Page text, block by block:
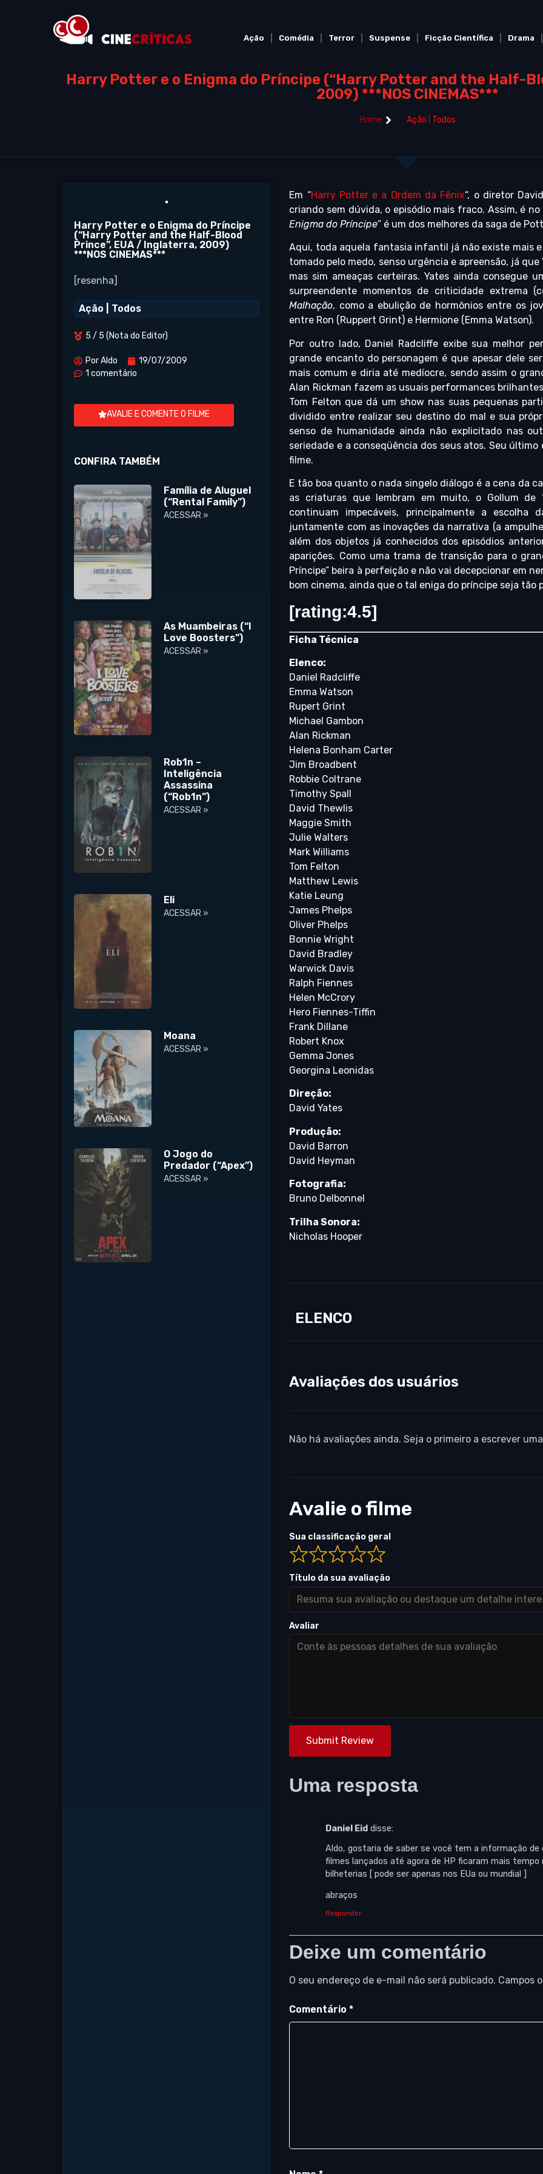
Ação Comédia Terror Suspense Ficção Científica Drama
Harry Potter e o Enigma do Príncipe (“Harry Potter and the Half-
2009) ***NOS CINEMAS***
Home Ação Todos
Harry Potter e o Enigma do Príncipe
(“Harry Potter and the Half-Blood
Prince”, EUA / Inglaterra, 2009)
***NOS CINEMAS***
[resenha]
Ação Todos
5 / 5 (Nota do Editor)
PorAldo
19/07/2009
1 comentário
AVALIE E COMENTE O FILME
CONFIRA TAMBÉM
Família de Aluguel
(“Rental Family”)
ACESSAR »
As Muambeiras (“I
Love Boosters”)
ACESSAR »
Rob1n –
Inteligência
Assassina
(“Rob1n”)
ACESSAR »
Eli
ACESSAR »
Moana
ACESSAR »
O Jogo do
Predador (“Apex”)
ACESSAR »
Em “Harry Potter e a Ordem da Fênix“, o diretor
criando sem dúvida, o episódio mais fraco. Assim, é
Enigma do Príncipe” é um dos melhores da saga de
Aqui, toda aquela fantasia infantil já não existe mais
tomado pelo medo, senso urgência e apreensão, já
mas sim ameaças certeiras. Yates ainda consegue
surpreendente momentos de criticidade extrema
Malhação, como a ebulição de hormônios entre os
entre Ron (Ruppert Grint) e Hermione (Emma Watson).
Por outro lado, Daniel Radcliffe exibe sua melhor
grande encanto do personagem é que apesar dele
mais comum e diria até medíocre, sendo assim o
Alan Rickman fazem as usuais performances
Tom Felton que dá um show nas suas pequenas
dividido entre realizar seu destino do mal e sua
senso de humanidade ainda não explicitado nas
seriedade e a conseqüência dos seus atos. Seu
filme.
E tão boa quanto o nada singelo diálogo é a cena da
as criaturas que lembram em muito, o Gollum de
continuam impecáveis, principalmente a
juntamente com as inovações da narrativa (a
além dos objetos já conhecidos dos episódios
aparições. Como uma trama de transição para o
Príncipe” beira à perfeição e não vai decepcionar em
bom cinema, ainda que o tal eniga do príncipe seja tão
[rating:4.5]
Ficha Técnica
Elenco:
Daniel Radcliffe
Emma Watson
Rupert Grint
Michael Gambon
Alan Rickman
Helena Bonham Carter
Jim Broadbent
Robbie Coltrane
Timothy Spall
David Thewlis
Maggie Smith
Julie Walters
Mark Williams
Tom Felton
Matthew Lewis
Katie Leung
James Phelps
Oliver Phelps
Bonnie Wright
David Bradley
Warwick Davis
Ralph Fiennes
Helen McCrory
Hero Fiennes-Tiffin
Frank Dillane
Robert Knox
Gemma Jones
Georgina Leonidas
Direção:
David Yates
Produção:
David Barron
David Heyman
Fotografia:
Bruno Delbonnel
Trilha Sonora:
Nicholas Hooper
ELENCO
Avaliações dos usuários
Não há avaliações ainda. Seja o primeiro a escrever
Avalie o filme
Sua classificação geral
Título da sua avaliação
Avaliar
Submit Review
Uma resposta
Daniel Eid disse:
Aldo, gostaria de saber se você tem a informação de
filmes lançados até agora de HP ficaram mais tempo
bilheterias [ pode ser apenas nos EUa ou mundial ]
abraços
Responder
Deixe um comentário
O seu endereço de e-mail não será publicado. Campos
Comentário*